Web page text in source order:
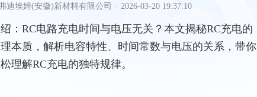
迪埃姆(安徽)新材料有限公司 · 2026-03-20 19:37:10
： RC电路充电时间与电压无关？本文揭秘RC充电的
本质，解析电容特性、时间常数与电压的关系，带你
理解RC充电的独特规律。